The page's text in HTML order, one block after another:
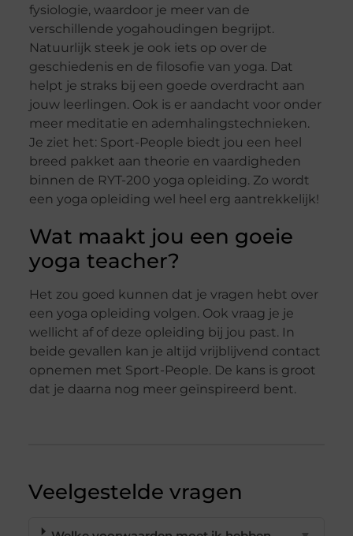
fysiologie, waardoor je meer van de
verschillende yogahoudingen begrijpt.
Natuurlijk steek je ook iets op over de
geschiedenis en de filosofie van yoga. Dat
helpt je straks bij een goede overdracht aan
jouw leerlingen. Ook is er aandacht voor onder
meer meditatie en ademhalingstechnieken.
Je ziet het: Sport-People biedt jou een heel
breed pakket aan theorie en vaardigheden
binnen de RYT-200 yoga opleiding. Zo wordt
een yoga opleiding wel heel erg aantrekkelijk!
Wat maakt jou een goeie
yoga teacher?
Het zou goed kunnen dat je vragen hebt over
een yoga opleiding volgen. Ook vraag je je
wellicht af of deze opleiding bij jou past. In
beide gevallen kan je altijd vrijblijvend contact
opnemen met Sport-People. De kans is groot
dat je daarna nog meer geïnspireerd bent.
Veelgestelde vragen